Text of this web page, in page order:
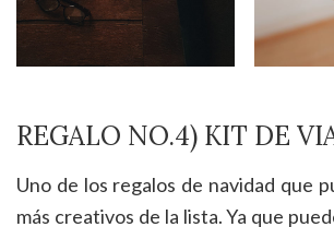
REGALO NO.4) KIT DE
Uno de los regalos de navidad que
más creativos de la lista. Ya que